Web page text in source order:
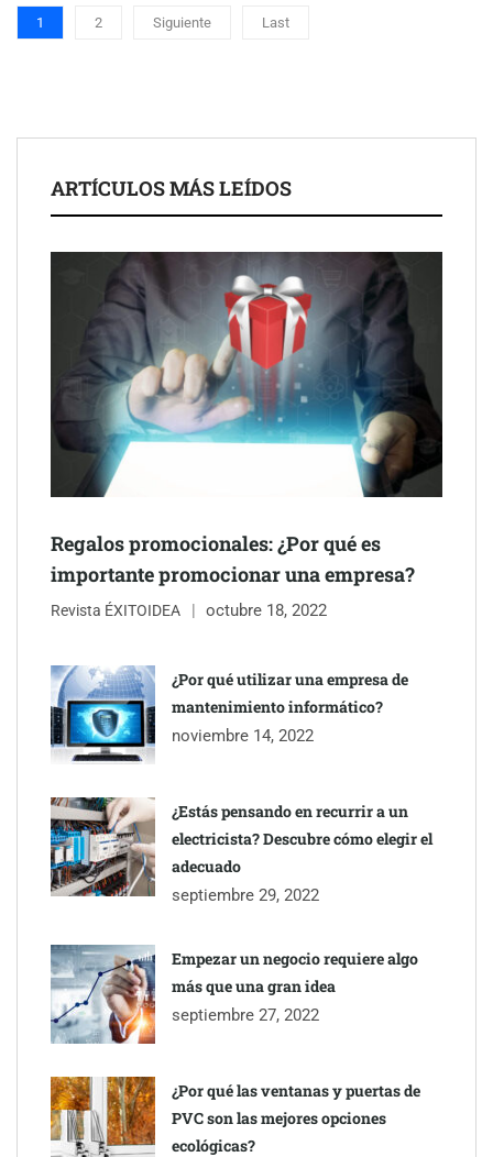
1 2 Siguiente Last
ARTÍCULOS MÁS LEÍDOS
Regalos promocionales: ¿Por qué es
importante promocionar una empresa?
Revista ÉXITOIDEA octubre 18, 2022
¿Por qué utilizar una empresa de
mantenimiento informático?
noviembre 14, 2022
¿Estás pensando en recurrir a un
electricista? Descubre cómo elegir el
adecuado
septiembre 29, 2022
Empezar un negocio requiere algo
más que una gran idea
septiembre 27, 2022
¿Por qué las ventanas y puertas de
PVC son las mejores opciones
ecológicas?